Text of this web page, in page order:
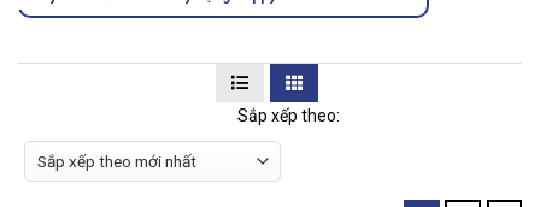
Sắp xếp theo: